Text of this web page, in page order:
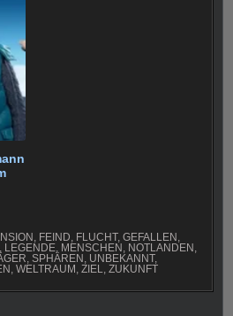
, FEIND, FLUCHT, GEFALLEN,
LEGENDE, MENSCHEN, NOTLANDEN,
, SPHÄREN, UNBEKANNT,
, WELTRAUM, ZIEL, ZUKUNFT